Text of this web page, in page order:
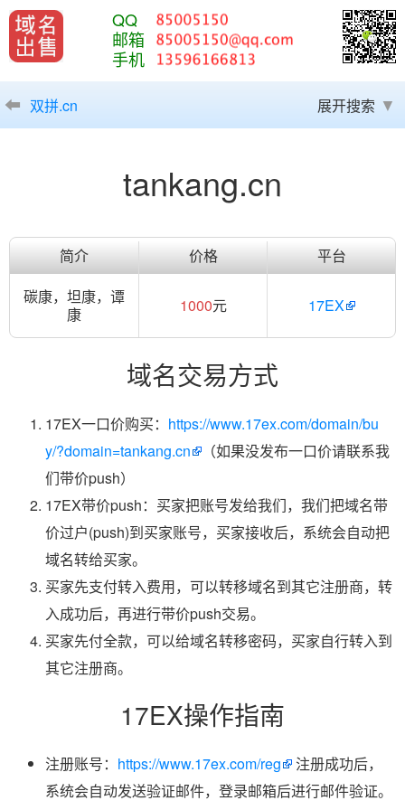
QQ
邮箱
手机
双拼.cn 展开搜索
tankang.cn
简介 价格
平台
碳康，坦康，谭
康
1000元 17EX
域名交易方式
17EX一口价购买： https://www.17ex.com/domain/bu
y/?domain=tankang.cn
（如果没发布一口价请联系我
们带价push）
17EX带价push：买家把账号发给我们，我们把域名带
价过户(push)到买家账号，买家接收后，系统会自动把
域名转给买家。
买家先支付转入费用，可以转移域名到其它注册商，转
入成功后，再进行带价push交易。
买家先付全款，可以给域名转移密码，买家自行转入到
其它注册商。
17EX操作指南
注册账号： https://www.17ex.com/reg
注册成功后，
系统会自动发送验证邮件，登录邮箱后进行邮件验证。